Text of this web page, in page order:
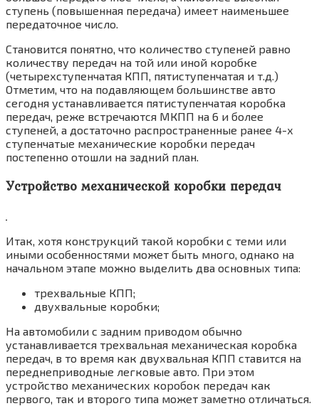
ступень (повышенная передача) имеет наименьшее
передаточное число.
Становится понятно, что количество ступеней равно
количеству передач на той или иной коробке
(четырехступенчатая КПП, пятиступенчатая и т.д.)
Отметим, что на подавляющем большинстве авто
сегодня устанавливается пятиступенчатая коробка
передач, реже встречаются МКПП на 6 и более
ступеней, а достаточно распространенные ранее 4-х
ступенчатые механические коробки передач
постепенно отошли на задний план.
Устройство механической коробки передач
Итак, хотя конструкций такой коробки с теми или
иными особенностями может быть много, однако на
начальном этапе можно выделить два основных типа:
трехвальные КПП;
двухвальные коробки;
На автомобили с задним приводом обычно
устанавливается трехвальная механическая коробка
передач, в то время как двухвальная КПП ставится на
переднеприводные легковые авто. При этом
устройство механических коробок передач как
первого, так и второго типа может заметно отличаться.